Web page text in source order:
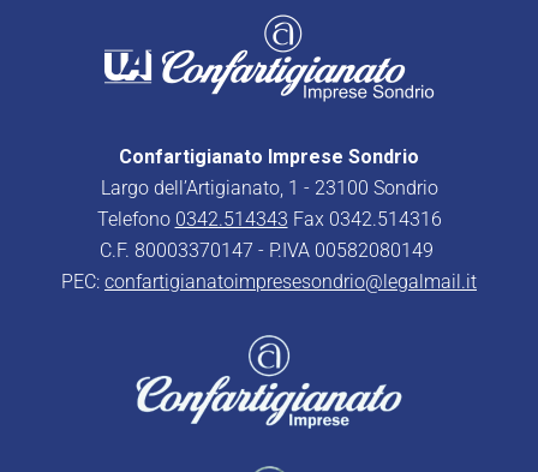
Confartigianato Imprese Sondrio
Largo dell’Artigianato, 1 - 23100 Sondrio
Telefono 0342.514343 Fax 0342.514316
C.F. 80003370147 - P.IVA 00582080149
PEC: confartigianatoimpresesondrio@legalmail.it